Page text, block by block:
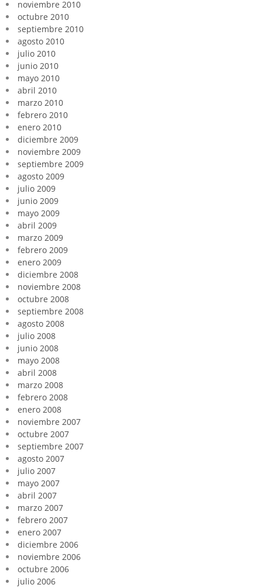
noviembre 2010
octubre 2010
septiembre 2010
agosto 2010
julio 2010
junio 2010
mayo 2010
abril 2010
marzo 2010
febrero 2010
enero 2010
diciembre 2009
noviembre 2009
septiembre 2009
agosto 2009
julio 2009
junio 2009
mayo 2009
abril 2009
marzo 2009
febrero 2009
enero 2009
diciembre 2008
noviembre 2008
octubre 2008
septiembre 2008
agosto 2008
julio 2008
junio 2008
mayo 2008
abril 2008
marzo 2008
febrero 2008
enero 2008
noviembre 2007
octubre 2007
septiembre 2007
agosto 2007
julio 2007
mayo 2007
abril 2007
marzo 2007
febrero 2007
enero 2007
diciembre 2006
noviembre 2006
octubre 2006
julio 2006